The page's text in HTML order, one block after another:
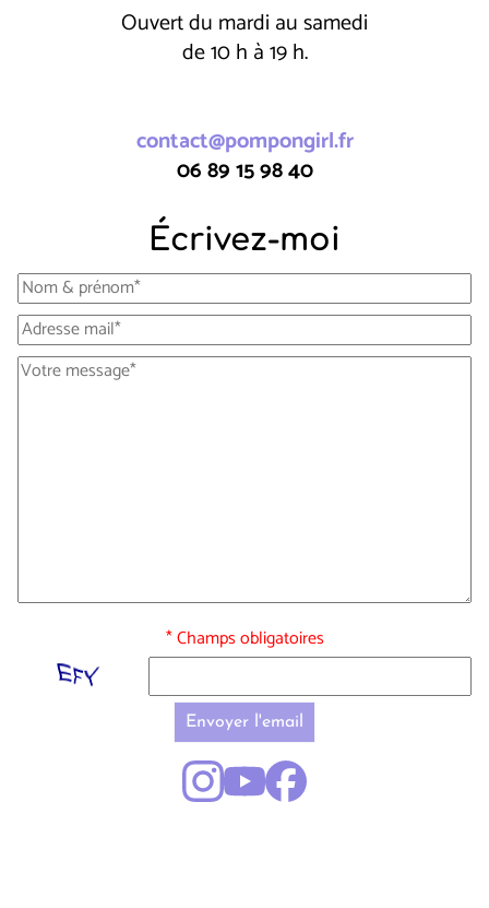
Ouvert du mardi au samedi
de 10 h à 19 h.
contact@pompongirl.fr
06 89 15 98 40
Écrivez-moi
* Champs obligatoires
Envoyer l'email